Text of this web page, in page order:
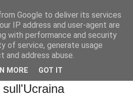
Google to deliver its services
IP address and user-agent are
with performance and security
of service, generate usage
address abuse.
MORE GOT IT